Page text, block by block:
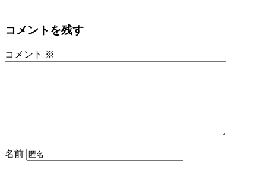
コメントを残す
コメント ※
名前